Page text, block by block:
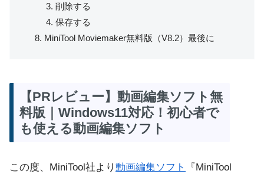
削除する
保存する
MiniTool Moviemaker無料版（V8.2）最後に
【PRレビュー】動画編集ソフト無
料版｜Windows11対応！初心者で
も使える動画編集ソフト
この度、MiniTool社より 動画編集ソフト
『MiniTool